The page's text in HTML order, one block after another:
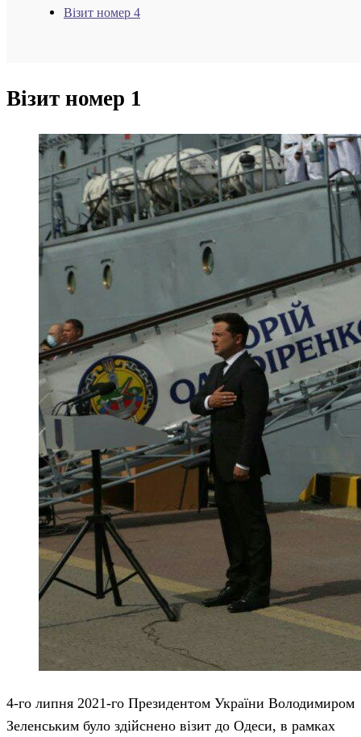
Візит номер 4
Візит номер 1
4-го липня 2021-го Президентом України Володимиром
Зеленським було здійснено візит до Одеси, в рамках